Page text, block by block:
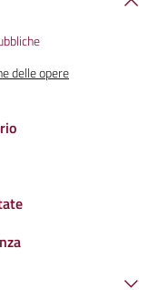
delle opere